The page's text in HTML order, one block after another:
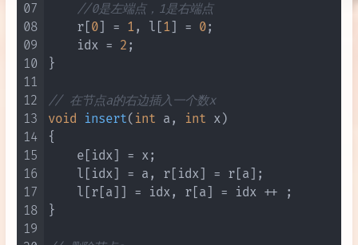
07
08
09
10
11
12
13
14
15
16
17
18
19
//0是左端点，1是右端点
    r[
0 ] = 1, l[ 1 ] = 0;
    idx =
2 ;
}
// 在节点a的右边插入一个数x
void
insert( int a, int x)
{
    e[idx] = x;
    l[idx] = a, r[idx] = r[a];
    l[r[a]] = idx, r[a] = idx ++ ;
}